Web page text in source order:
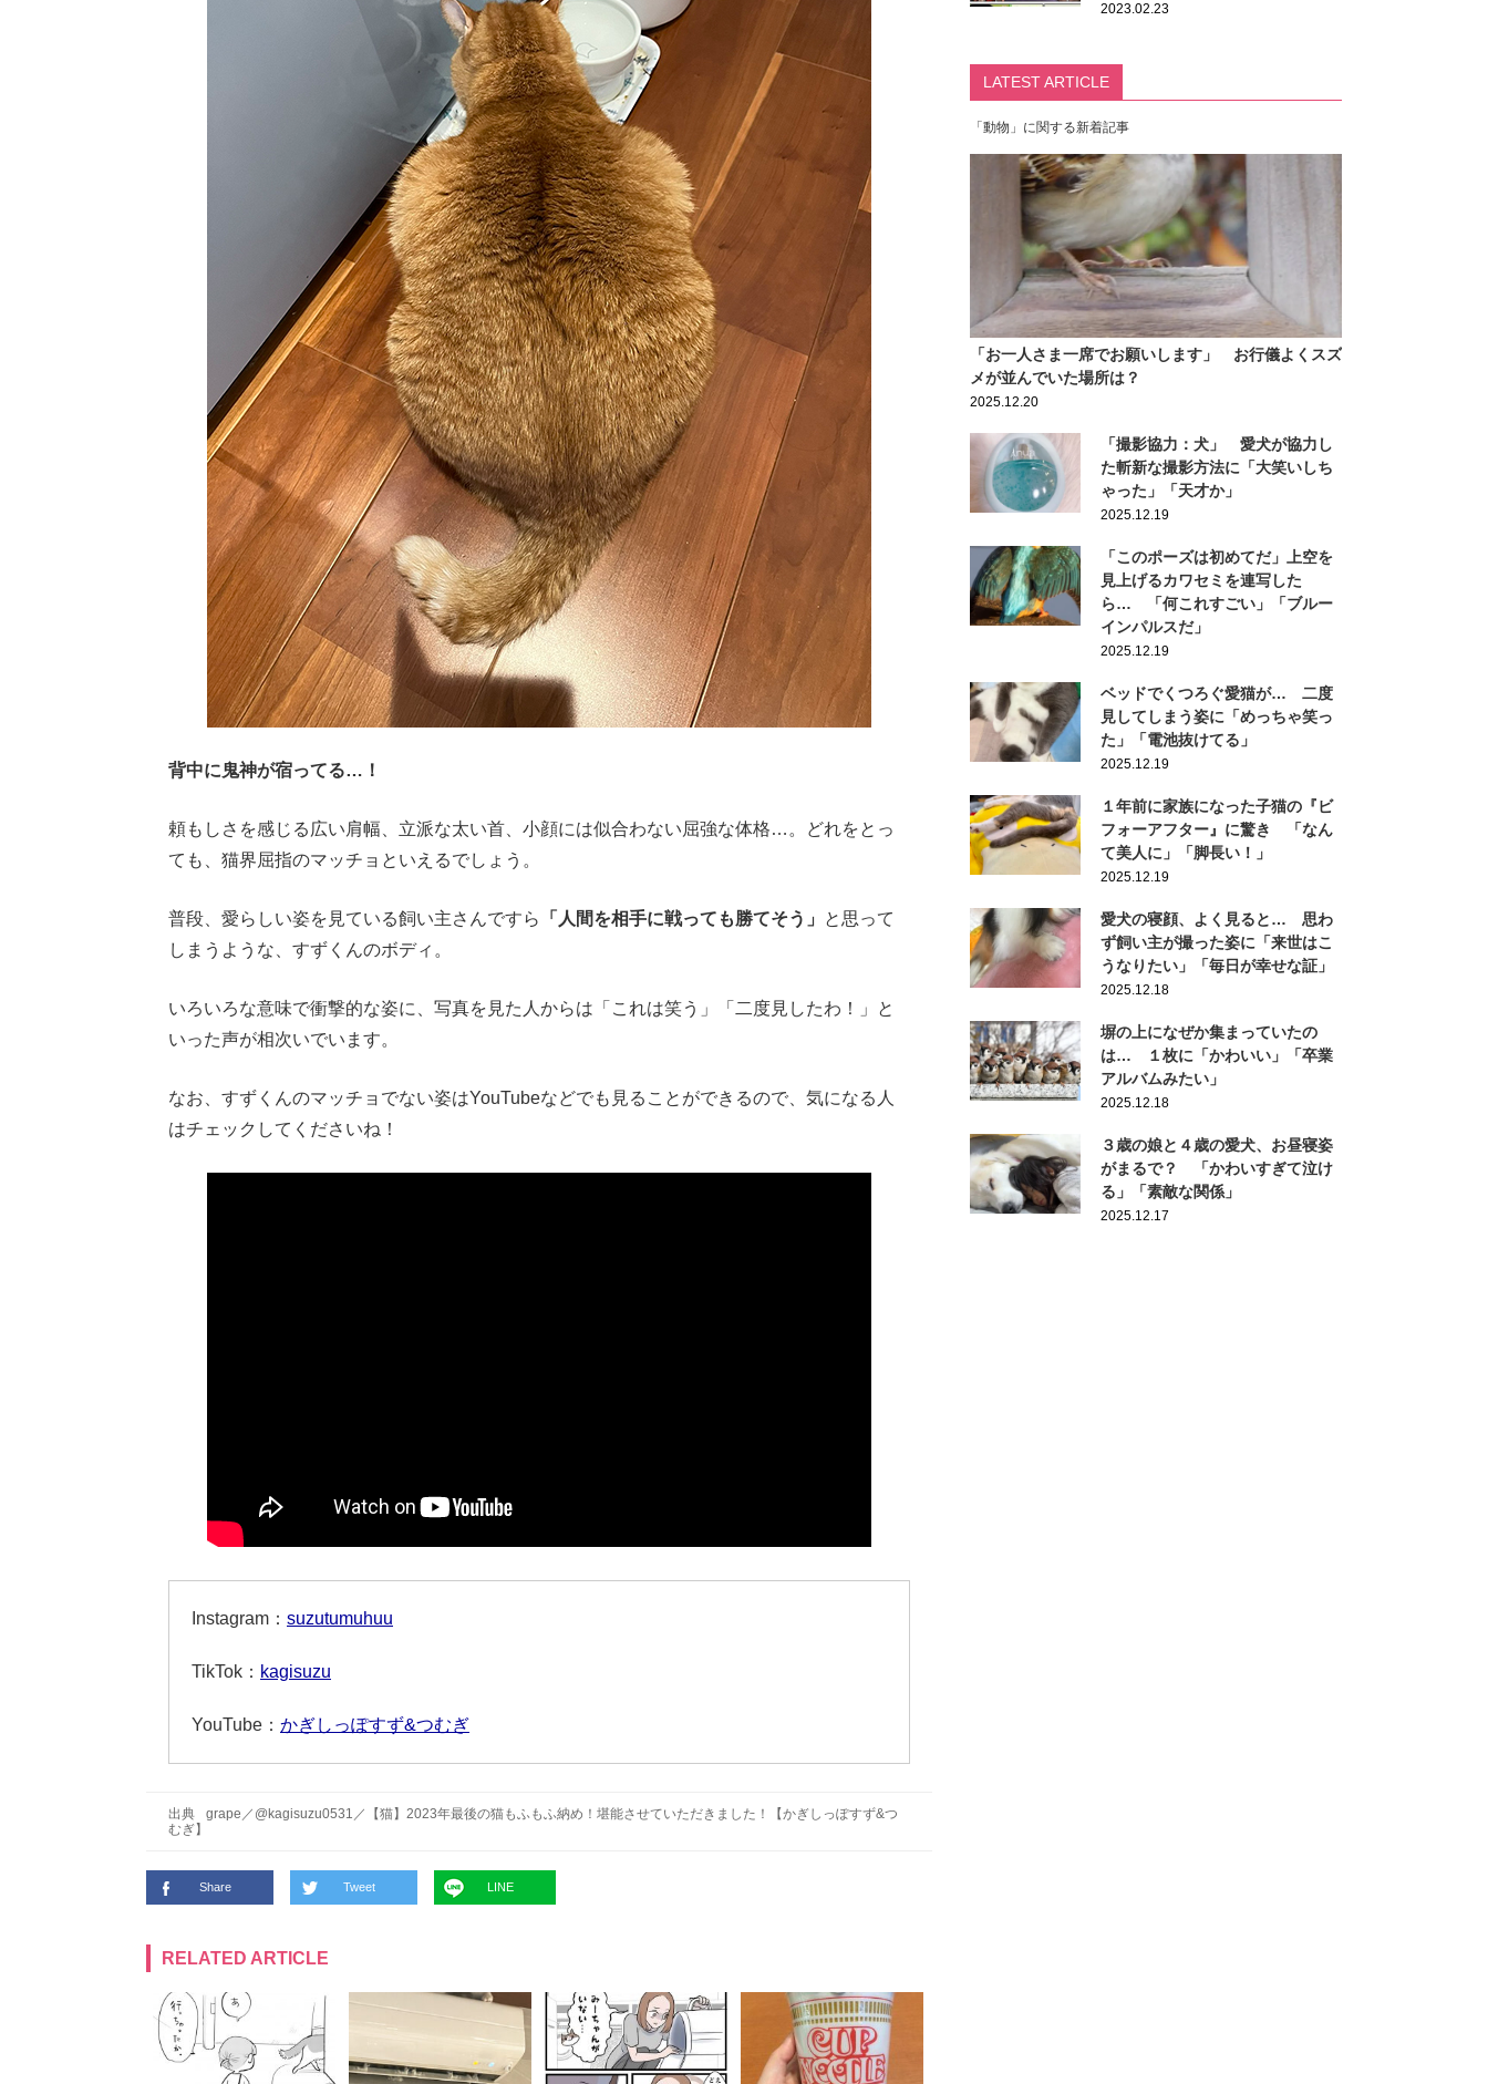
背中に鬼神が宿ってる…！
頼もしさを感じる広い肩幅、立派な太い首、小顔には似合わない屈強な体格…。どれをとっ
ても、猫界屈指のマッチョといえるでしょう。
普段、愛らしい姿を見ている飼い主さんですら 「人間を相手に戦っても勝てそう」
と思って
しまうような、すずくんのボディ。
いろいろな意味で衝撃的な姿に、写真を見た人からは「これは笑う」「二度見したわ！」と
いった声が相次いでいます。
なお、すずくんのマッチョでない姿はYouTubeなどでも見ることができるので、気になる人
はチェックしてくださいね！
Instagram： suzutumuhuu
TikTok： kagisuzu
YouTube： かぎしっぽすず&つむぎ
出典 grape ／ @kagisuzu0531 ／
【猫】2023年最後の猫もふもふ納め！堪能させていただきました！【かぎしっぽすず&つ
むぎ】
Share Tweet LINE
RELATED ARTICLE
2023.02.23
LATEST ARTICLE
「動物」に関する新着記事
「お一人さま一席でお願いします」 お行儀よくスズ
メが並んでいた場所は？
2025.12.20
「撮影協力：犬」 愛犬が協力し
た斬新な撮影方法に「大笑いしち
ゃった」「天才か」
2025.12.19
「このポーズは初めてだ」上空を
見上げるカワセミを連写した
ら… 「何これすごい」「ブルー
インパルスだ」
2025.12.19
ベッドでくつろぐ愛猫が… 二度
見してしまう姿に「めっちゃ笑っ
た」「電池抜けてる」
2025.12.19
１年前に家族になった子猫の『ビ
フォーアフター』に驚き 「なん
て美人に」「脚長い！」
2025.12.19
愛犬の寝顔、よく見ると… 思わ
ず飼い主が撮った姿に「来世はこ
うなりたい」「毎日が幸せな証」
2025.12.18
塀の上になぜか集まっていたの
は… １枚に「かわいい」「卒業
アルバムみたい」
2025.12.18
３歳の娘と４歳の愛犬、お昼寝姿
がまるで？ 「かわいすぎて泣け
る」「素敵な関係」
2025.12.17